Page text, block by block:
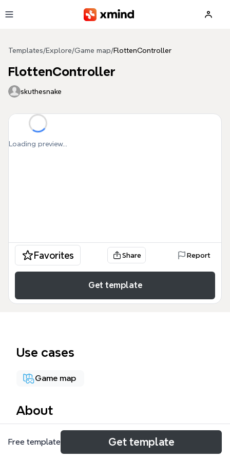
Templates/Explore/Game map/FlottenController
FlottenController
skuthesnake
Loading preview...
Favorites Share Report
Get template
Use cases
Game map
About
Der FlottenController ist eine spezialisierte Xmind-
Vorlage für Weltraum-Strategiespiele, die 48 Knoten
Free template Get template